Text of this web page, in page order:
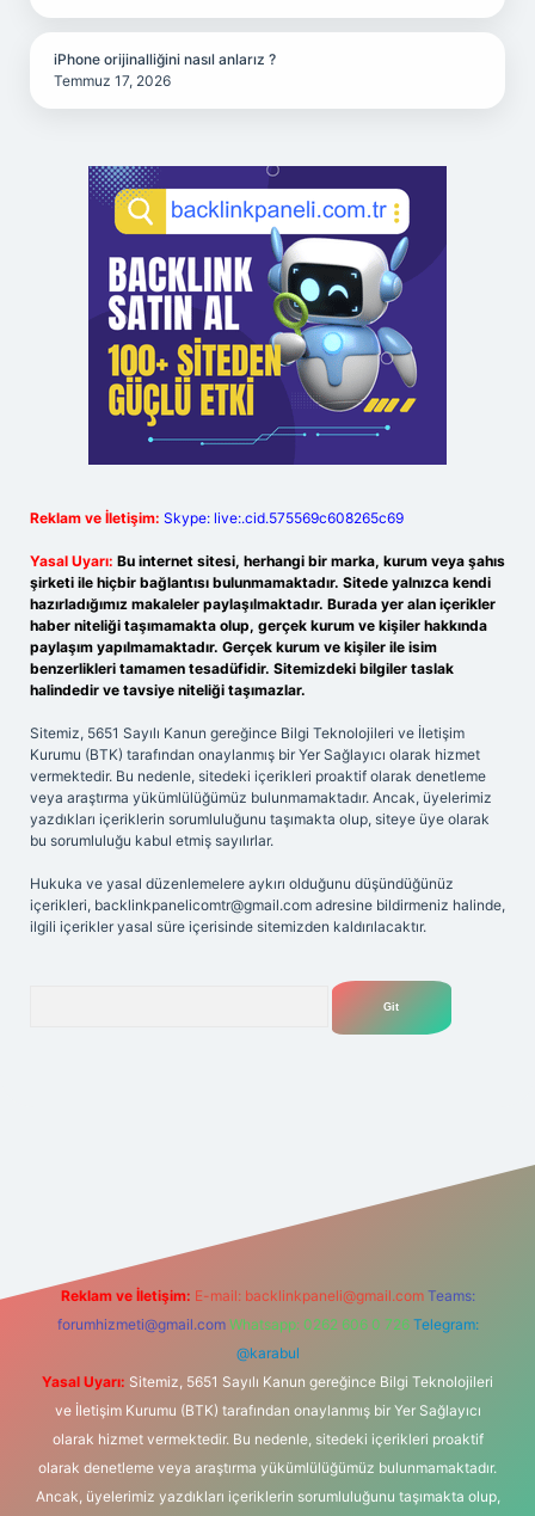
iPhone orijinalliğini nasıl anlarız ?
Temmuz 17, 2026
Reklam ve İletişim: Skype: live:.cid.575569c608265c69
Yasal Uyarı: Bu internet sitesi, herhangi bir marka, kurum veya şahıs
şirketi ile hiçbir bağlantısı bulunmamaktadır. Sitede yalnızca kendi
hazırladığımız makaleler paylaşılmaktadır. Burada yer alan içerikler
haber niteliği taşımamakta olup, gerçek kurum ve kişiler hakkında
paylaşım yapılmamaktadır. Gerçek kurum ve kişiler ile isim
benzerlikleri tamamen tesadüfidir. Sitemizdeki bilgiler taslak
halindedir ve tavsiye niteliği taşımazlar.
Sitemiz, 5651 Sayılı Kanun gereğince Bilgi Teknolojileri ve İletişim
Kurumu (BTK) tarafından onaylanmış bir Yer Sağlayıcı olarak hizmet
vermektedir. Bu nedenle, sitedeki içerikleri proaktif olarak denetleme
veya araştırma yükümlülüğümüz bulunmamaktadır. Ancak, üyelerimiz
yazdıkları içeriklerin sorumluluğunu taşımakta olup, siteye üye olarak
bu sorumluluğu kabul etmiş sayılırlar.
Hukuka ve yasal düzenlemelere aykırı olduğunu düşündüğünüz
içerikleri, backlinkpanelicomtr@gmail.com adresine bildirmeniz halinde,
ilgili içerikler yasal süre içerisinde sitemizden kaldırılacaktır.
Reklam ve İletişim: E-mail: backlinkpaneli@gmail.com Teams:
forumhizmeti@gmail.com Whatsapp: 0262 606 0 726 Telegram:
@karabul
Yasal Uyarı: Sitemiz, 5651 Sayılı Kanun gereğince Bilgi Teknolojileri
ve İletişim Kurumu (BTK) tarafından onaylanmış bir Yer Sağlayıcı
olarak hizmet vermektedir. Bu nedenle, sitedeki içerikleri proaktif
olarak denetleme veya araştırma yükümlülüğümüz bulunmamaktadır.
Ancak, üyelerimiz yazdıkları içeriklerin sorumluluğunu taşımakta olup,